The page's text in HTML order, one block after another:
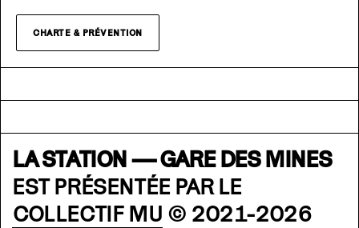
CHARTE & PRÉVENTION
LA STATION — GARE DES MINES
EST PRÉSENTÉE PAR LE
COLLECTIF MU © 2021-2026